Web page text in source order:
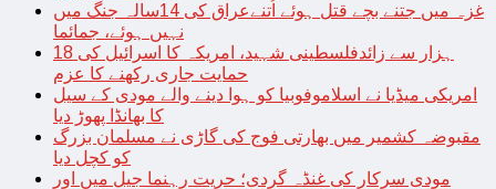
غزہ میں جتنے بچے قتل ہوئے اُتنےعراق کی 14سالہ جنگ میں
نہیں ہوئے، جمائما
18 ہزار سے زائدفلسطینی شہید، امریکہ کا اسرائیل کی
حمایت جاری رکھنے کا عزم
امریکی میڈیا نے اسلاموفوبیا کو ہوا دینے والے مودی کے سیل
کا بھانڈا پھوڑ دیا
مقبوضہ کشمیر میں بھارتی فوج کی گاڑی نے مسلمان بزرگ
کو کچل دیا
مودی سرکار کی غنڈہ گردی؛ حریت رہنما جیل میں اور